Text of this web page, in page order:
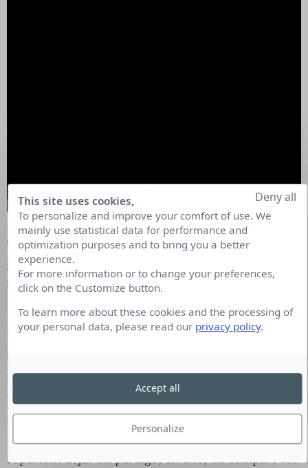
Quels sont pour vous les grandes étapes d’un
projet de veille ? Et quelle part de créativité y-a-t-
il dans une démarche de Market Intelligence ?
Le Business Model nous place dans une dynamique
interactive et nous rend plus agiles : OBSERVER /
COMPRENDRE / AGIR permet de se challenger.
C’est le départ en mer, grâce au plan de
renseignement on part collecter des trésors
d’informations. Une fois retourné au port, riche de
nos apprentissages et « prises », on croise ceux qui
repartent déjà. On partage, on trie, on compare les
This site uses cookies,
To personalize and improve your comfort of use. We
mainly use statistical data for performance and
optimization purposes and to bring you a better
experience.
For more information or to change your preferences,
click on the Customize button.
To learn more about these cookies and the processing of
your personal data, please read our privacy policy.
Personalize
Deny all
Accept all